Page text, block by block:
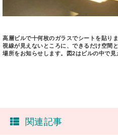
高層ビルで十何枚のガラスでシートを貼り
視線が見えないところに、できるだけ空間
場所をお知らせします。図2はビルの中で見
関連記事